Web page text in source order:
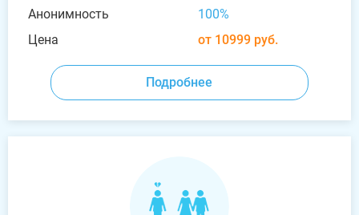
Анонимность
100%
Цена
от 10999 руб.
Подробнее